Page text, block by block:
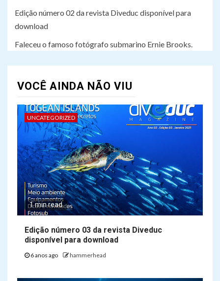
Edição número 02 da revista Diveduc disponível para
download
Faleceu o famoso fotógrafo submarino Ernie Brooks.
VOCÊ AINDA NÃO VIU
UNCATEGORIZED
1 min read
Edição número 03 da revista Diveduc
disponível para download
6 anos ago hammerhead